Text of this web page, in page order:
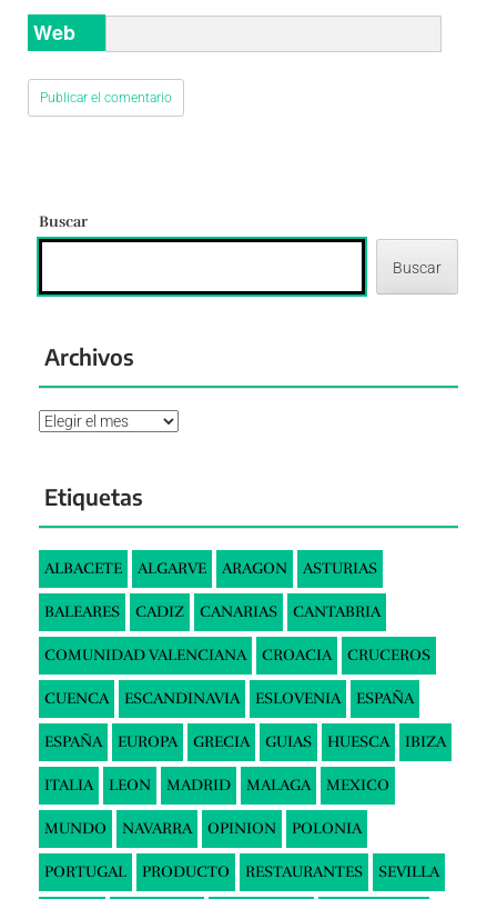
Web
Buscar
Buscar
Archivos
Archivos
Etiquetas
ALBACETE ALGARVE ARAGON ASTURIAS
BALEARES CADIZ CANARIAS CANTABRIA
COMUNIDAD VALENCIANA CROACIA CRUCEROS
CUENCA ESCANDINAVIA ESLOVENIA ESPAÑA
ESPAÑA EUROPA GRECIA GUIAS HUESCA IBIZA
ITALIA LEON MADRID MALAGA MEXICO
MUNDO NAVARRA OPINION POLONIA
PORTUGAL PRODUCTO RESTAURANTES SEVILLA